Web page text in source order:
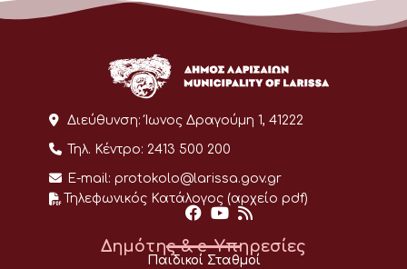
Διεύθυνση: Ίωνος Δραγούμη 1, 41222
Τηλ. Κέντρο: 2413 500 200
E-mail: protokolo@larissa.gov.gr
Τηλεφωνικός Κατάλογος (αρχείο pdf)
Δημότης & e-Υπηρεσίες
Παιδικοί Σταθμοί